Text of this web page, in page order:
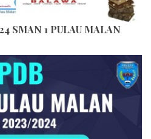
SMAN 1 PULAU MALAN